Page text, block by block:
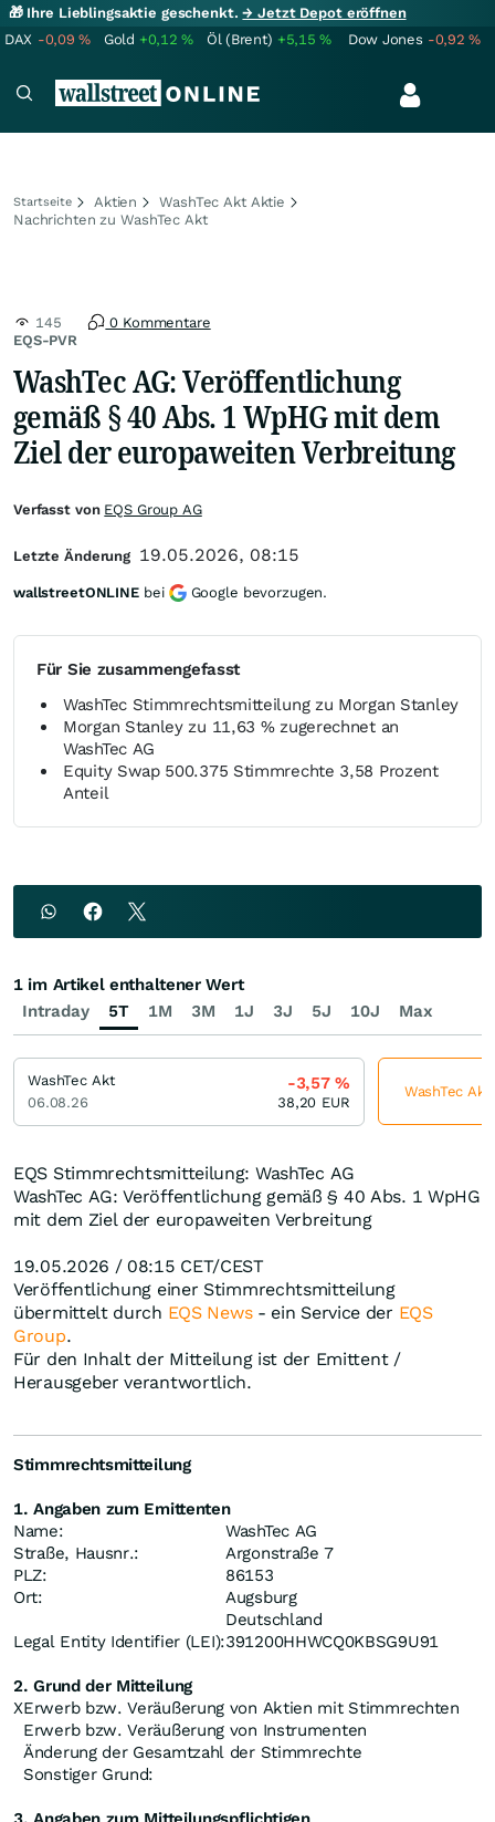
🎁 Ihre Lieblingsaktie geschenkt.→ Jetzt Depot eröffnen
DAX -0,09% Gold +0,12% Öl (Brent) +5,15% Dow Jones -0,92%
Startseite Aktien
WashTec Akt Aktie
Nachrichten zu WashTec Akt
EQS-PVR
145 0 Kommentare
WashTec AG: Veröffentlichung
gemäß § 40 Abs. 1 WpHG mit dem
Ziel der europaweiten Verbreitung
Für Sie zusammengefasst
WashTec Stimmrechtsmitteilung zu Morgan Stanley
Morgan Stanley zu 11,63 % zugerechnet an
WashTec AG
Equity Swap 500.375 Stimmrechte 3,58 Prozent
Anteil
EQS Stimmrechtsmitteilung: WashTec AG
WashTec AG: Veröffentlichung gemäß § 40 Abs. 1 WpHG
mit dem Ziel der europaweiten Verbreitung
19.05.2026 / 08:15 CET/CEST
Veröffentlichung einer Stimmrechtsmitteilung
übermittelt durch EQS News- ein Service der EQS
Group.
Für den Inhalt der Mitteilung ist der Emittent /
Herausgeber verantwortlich.
Stimmrechtsmitteilung
1. Angaben zum Emittenten
Name:
WashTec AG
Straße, Hausnr.:
Argonstraße 7
PLZ:
86153
Ort:
Augsburg
Deutschland
Legal Entity Identifier (LEI):391200HHWCQ0KBSG9U91
2. Grund der Mitteilung
XErwerb bzw. Veräußerung von Aktien mit Stimmrechten
Erwerb bzw. Veräußerung von Instrumenten
Änderung der Gesamtzahl der Stimmrechte
Sonstiger Grund:
Verfasst von EQS Group AG
Letzte Änderung 19.05.2026, 08:15
wallstreetONLINE bei Google bevorzugen.
Intraday 5T 1M 3M 1J 3J 5J 10J Max
1 im Artikel enthaltener Wert
WashTec Akt
06.08.26
-3,57%
38,20 EUR
WashTec